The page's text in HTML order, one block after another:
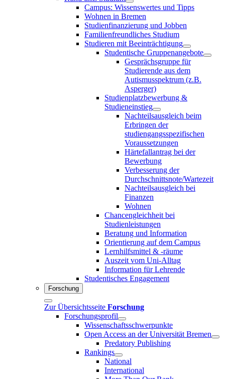
Campus: Wissenswertes und Tipps
Wohnen in Bremen
Studienfinanzierung und Jobben
Familienfreundliches Studium
Studieren mit Beeinträchtigung
Studentische Gruppenangebote
Gesprächsgruppe für
Studierende aus dem
Autismusspektrum (z.B.
Asperger)
Studienplatzbewerbung &
Studieneinstieg
Nachteilsausgleich beim
Erbringen der
studiengangsspezifischen
Voraussetzungen
Härtefallantrag bei der
Bewerbung
Verbesserung der
Durchschnittsnote/Wartezeit
Nachteilsausgleich bei
Finanzen
Wohnen
Chancengleichheit bei
Studienleistungen
Beratung und Information
Orientierung auf dem Campus
Lernhilfsmittel & -räume
Auszeit vom Uni-Alltag
Information für Lehrende
Studentisches Engagement
Forschung
Zur Übersichtsseite Forschung
Forschungsprofil
Wissenschaftsschwerpunkte
Open Access an der Universität Bremen
Predatory Publishing
Rankings
National
International